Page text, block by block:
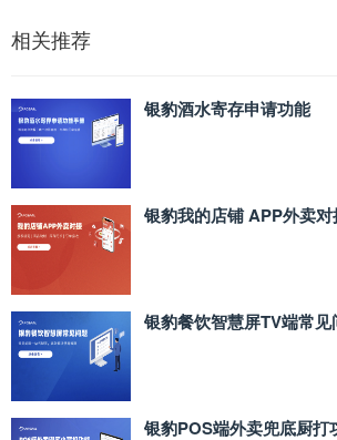
相关推荐
银豹酒水寄存申请功能
银豹我的店铺 APP外卖对
银豹餐饮智慧屏TV端常见
银豹POS端外卖兜底厨打